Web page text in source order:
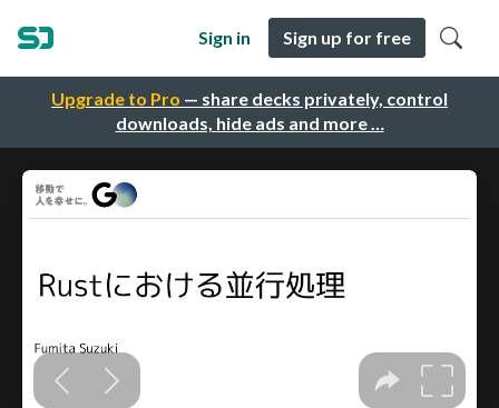
Upgrade to Pro — share decks privately, control
downloads, hide ads and more …
Sign in Sign up for free